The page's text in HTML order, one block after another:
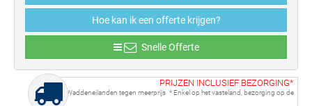
Hoe kan ik een offerte krijgen?
Snelle Offerte
PRIJZEN INCLUSIEF BEZORGING*
* Enkel op het vasteland, bezorging op de
Waddeneilanden tegen meerprijs